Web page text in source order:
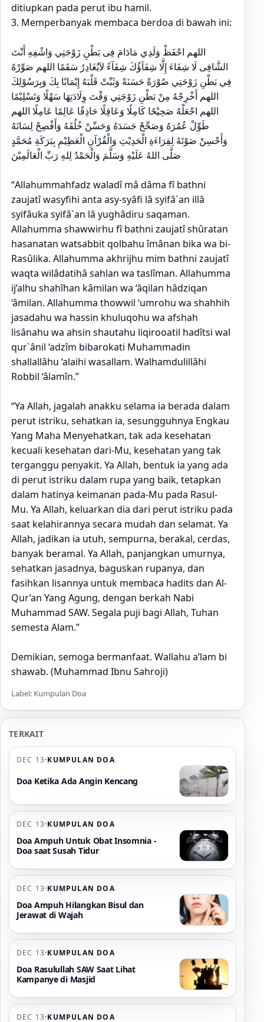
ditiupkan pada perut ibu hamil.
3. Memperbanyak membaca berdoa di bawah ini:
اللهم احْفَظْ وَلَدِي مَادَامَ فِى بَطْنِ زَوْجَتِي وَاشْفِهِ أَنْتَ
الشَّافِى لَا شِفَاءَ إِلَّا شِفَآؤُكَ شِفَآءً لآيُغَادِرُ سَقَمًا اللهم صَوِّرْهُ
فِي بَطْنِ زَوْحَتِي صُوْرَةً حَسَنَةً وَثَبِّتْ قَلْبَهُ إِيْمَانًا بِكَ وَبِرَسُوْلِكَ
اللهم أَخْرِجْهُ مِنْ بَطْنِ زَوْجَتِي وَقْتَ وِلَادَتِهَا سَهْلًا وَتَسْلِيْمًا
اللهم اجْعَلْهُ صَحِيْحًا كَامِلًا وَعَاقِلًا حَاذِقًا عَالِمًا عَامِلًا اللهم
طَوِّلْ عُمُرَهُ وَصَحِّحْ جَسَدَهُ وَحَسِّنْ خُلُقَهُ وَأَفْصِحْ لِسَانَهُ
وَأَحْسِنْ صَوْتَهُ لِقِرَاءَةِ الْحَدِيْثِ وَالْقُرْآنِ الْعَظِيْمِ بِبَرَكَةِ مُحَمَّدٍ
صَلَّى اللهُ عَلَيْهِ وَسَلَّمَ وَالْحَمْدُ لِلهِ رَبِّ الْعَالَمِيْنَ
“Allahummahfadz waladî mâ dâma fî bathni
zaujatî wasyfihi anta asy-syâfi lâ syifâ`an illâ
syifâuka syifâ`an lâ yughâdiru saqaman.
Allahumma shawwirhu fî bathni zaujatî shûratan
hasanatan watsabbit qolbahu îmânan bika wa bi-
Rasûlika. Allahumma akhrijhu mim bathni zaujatî
waqta wilâdatihâ sahlan wa taslîman. Allahumma
ij’alhu shahîhan kâmilan wa ‘âqilan hâdziqan
‘âmilan. Allahumma thowwil ‘umrohu wa shahhih
jasadahu wa hassin khuluqohu wa afshah
lisânahu wa ahsin shautahu liqirooatil hadîtsi wal
qur`ânil ‘adzîm bibarokati Muhammadin
shallallâhu ‘alaihi wasallam. Walhamdulillâhi
Robbil ‘âlamîn.”
“Ya Allah, jagalah anakku selama ia berada dalam
perut istriku, sehatkan ia, sesungguhnya Engkau
Yang Maha Menyehatkan, tak ada kesehatan
kecuali kesehatan dari-Mu, kesehatan yang tak
terganggu penyakit. Ya Allah, bentuk ia yang ada
di perut istriku dalam rupa yang baik, tetapkan
dalam hatinya keimanan pada-Mu pada Rasul-
Mu. Ya Allah, keluarkan dia dari perut istriku pada
saat kelahirannya secara mudah dan selamat. Ya
Allah, jadikan ia utuh, sempurna, berakal, cerdas,
banyak beramal. Ya Allah, panjangkan umurnya,
sehatkan jasadnya, baguskan rupanya, dan
fasihkan lisannya untuk membaca hadits dan Al-
Qur’an Yang Agung, dengan berkah Nabi
Muhammad SAW. Segala puji bagi Allah, Tuhan
semesta Alam.”
Demikian, semoga bermanfaat. Wallahu a’lam bi
shawab. (Muhammad Ibnu Sahroji)
Label: Kumpulan Doa
TERKAIT
DEC 13·KUMPULAN DOA
Doa Ketika Ada Angin Kencang
DEC 13·KUMPULAN DOA
Doa Ampuh Untuk Obat Insomnia -
Doa saat Susah Tidur
DEC 13·KUMPULAN DOA
Doa Ampuh Hilangkan Bisul dan
Jerawat di Wajah
DEC 13·KUMPULAN DOA
Doa Rasulullah SAW Saat Lihat
Kampanye di Masjid
DEC 13·KUMPULAN DOA